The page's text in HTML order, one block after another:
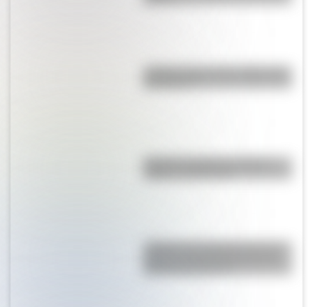
¿Sabías cómo fue la infancia de
Bandera de Bolivia: historia,
¿Sabías que Argentina tuvo la
alta de Sudamérica?